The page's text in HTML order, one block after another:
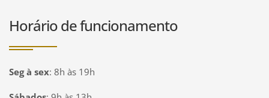
Horário de funcionamento
Seg à sex: 8h às 19h